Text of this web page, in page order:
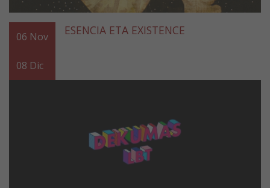
06 Nov
08 Dic
ESENCIA ETA EXISTENCE